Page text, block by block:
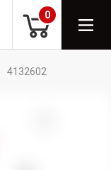
0
4132602